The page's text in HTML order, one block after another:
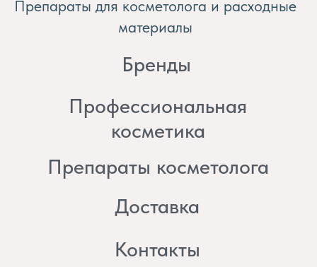
8 (982) 297 07 97
Препараты косметолога
Доставка
8 (982) 277 07 97